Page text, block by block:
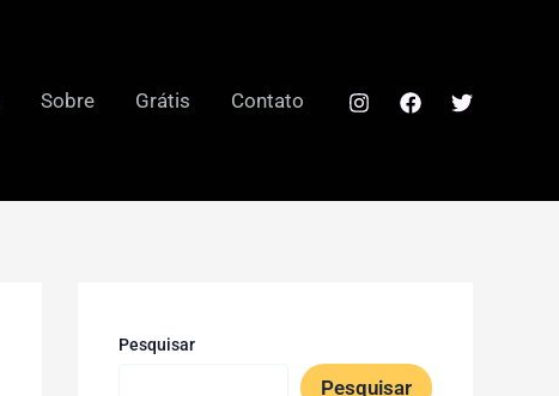
Sobre Grátis Contato
Pesquisar
Pesquisar